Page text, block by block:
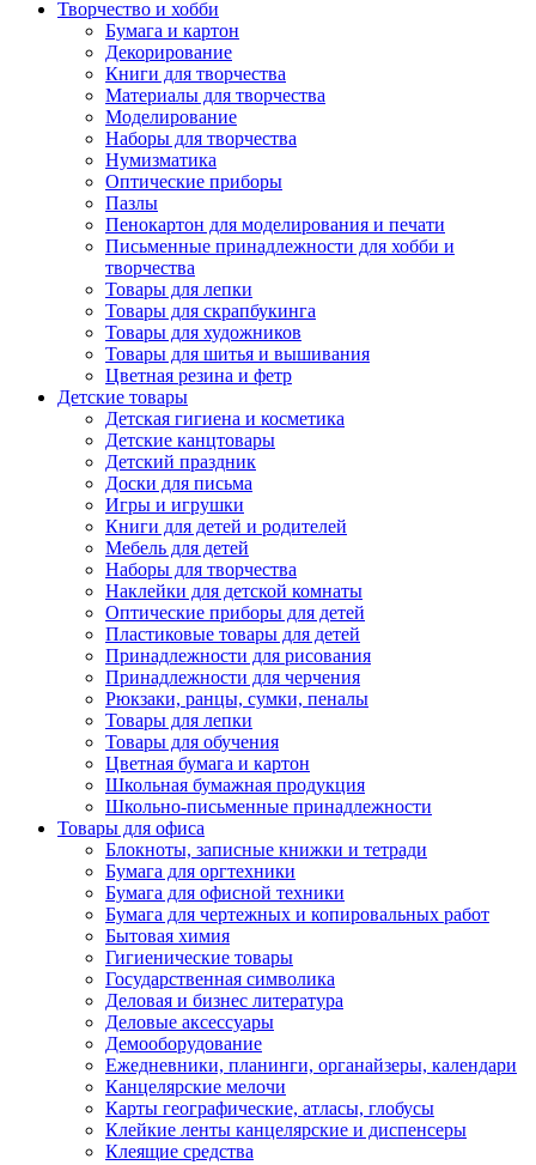
Творчество и хобби
Бумага и картон
Декорирование
Книги для творчества
Материалы для творчества
Моделирование
Наборы для творчества
Нумизматика
Оптические приборы
Пазлы
Пенокартон для моделирования и печати
Письменные принадлежности для хобби и
творчества
Товары для лепки
Товары для скрапбукинга
Товары для художников
Товары для шитья и вышивания
Цветная резина и фетр
Детские товары
Детская гигиена и косметика
Детские канцтовары
Детский праздник
Доски для письма
Игры и игрушки
Книги для детей и родителей
Мебель для детей
Наборы для творчества
Наклейки для детской комнаты
Оптические приборы для детей
Пластиковые товары для детей
Принадлежности для рисования
Принадлежности для черчения
Рюкзаки, ранцы, сумки, пеналы
Товары для лепки
Товары для обучения
Цветная бумага и картон
Школьная бумажная продукция
Школьно-письменные принадлежности
Товары для офиса
Блокноты, записные книжки и тетради
Бумага для оргтехники
Бумага для офисной техники
Бумага для чертежных и копировальных работ
Бытовая химия
Гигиенические товары
Государственная символика
Деловая и бизнес литература
Деловые аксессуары
Демооборудование
Ежедневники, планинги, органайзеры, календари
Канцелярские мелочи
Карты географические, атласы, глобусы
Клейкие ленты канцелярские и диспенсеры
Клеящие средства